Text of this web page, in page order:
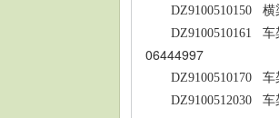
DZ9100510150 横
DZ9100510161 车
06444997
DZ9100510170 车
DZ9100512030 车